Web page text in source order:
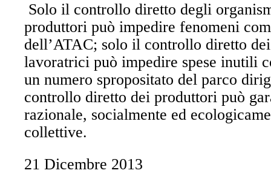
Solo il controllo diretto degli
produttori può impedire fenomeni
dell’ATAC; solo il controllo diretto
lavoratrici può impedire spese inutili
un numero spropositato del parco
controllo diretto dei produttori può
razionale, socialmente ed
collettive.
21 Dicembre 2013